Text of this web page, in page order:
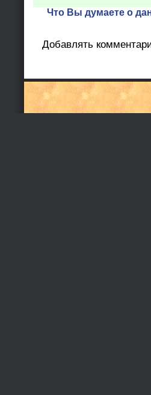
Что Вы думаете о
Добавлять